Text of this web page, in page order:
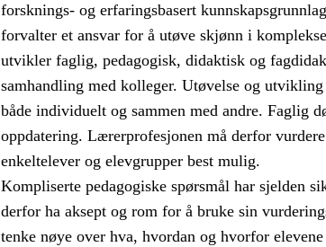
forsknings- og erfaringsbasert
forvalter et ansvar for å utøve skjønn i
utvikler faglig, pedagogisk, didaktisk og
samhandling med kolleger. Utøvelse og
både individuelt og sammen med andre. Faglig
oppdatering. Lærerprofesjonen må derfor
enkeltelever og elevgrupper best mulig.
Kompliserte pedagogiske spørsmål har sjelden
derfor ha aksept og rom for å bruke sin
tenke nøye over hva, hvordan og hvorfor